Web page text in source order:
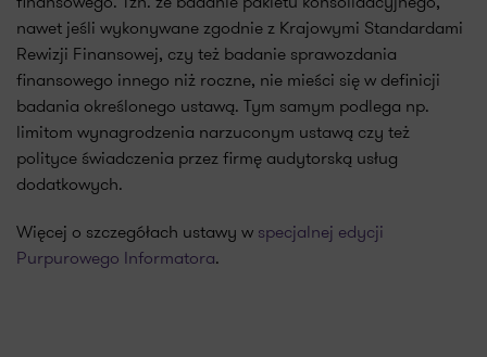
nawet jeśli wykonywane zgodnie z Krajowymi Standardami
Rewizji Finansowej, czy też badanie sprawozdania
finansowego innego niż roczne, nie mieści się w definicji
badania określonego ustawą. Tym samym podlega np.
limitom wynagrodzenia narzuconym ustawą czy też
polityce świadczenia przez firmę audytorską usług
dodatkowych.
Więcej o szczegółach ustawy w specjalnej edycji
Purpurowego Informatora.